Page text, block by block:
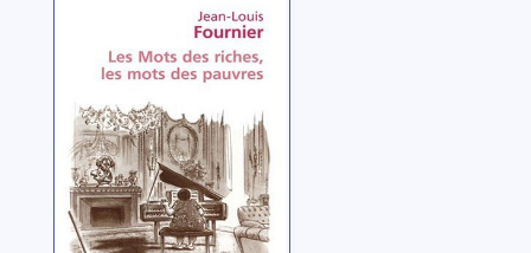
riches, les mots
des pauvres
Fournier, Jean-Louis